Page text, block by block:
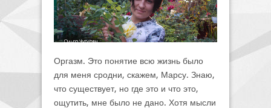
Оргазм. Это понятие всю жизнь было
для меня сродни, скажем, Марсу. Знаю,
что существует, но где это и что это,
ощутить, мне было не дано. Хотя мысли